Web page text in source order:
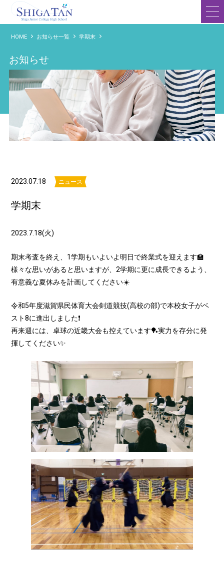
滋賀短期大学附属高等学校
HOME
お知らせ一覧 学期末
お知らせ
2023.07.18 ニュース
学期末
2023.7.18(火)
期末考査を終え、1学期もいよいよ明日で終業式を迎えます🏫
様々な思いがあると思いますが、2学期に更に成長できるよう、
有意義な夏休みを計画してください☀️
令和5年度滋賀県民体育大会剣道競技(高校の部)で本校女子がベ
スト8に進出しました❗️
再来週には、卓球の近畿大会も控えています🏓実力を存分に発
揮してください✨